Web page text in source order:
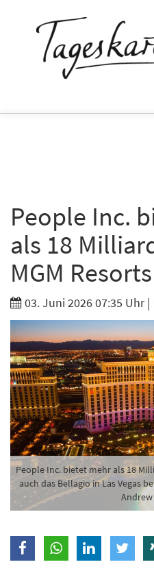
People Inc.
als 18
MGM Resorts
03. Juni 2026 07:35 Uhr|
People Inc. bietet mehr als 18
auch das Bellagio in Las Vegas